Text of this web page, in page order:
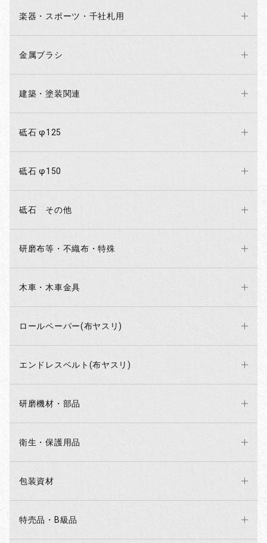
楽器・スポーツ・千社札用
金属ブラシ
建築・塗装関連
砥石 φ125
砥石 φ150
砥石 その他
研磨布等・不織布・特殊
木車・木車金具
ロールペーパー(布ヤスリ)
エンドレスベルト(布ヤスリ)
研磨機材・部品
衛生・保護用品
包装資材
特売品・B級品